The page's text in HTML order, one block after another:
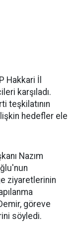
Hakkari İl
karşıladı.
teşkilatının
hedefler ele
Nazım
ziyaretlerinin
göreve
söyledi.